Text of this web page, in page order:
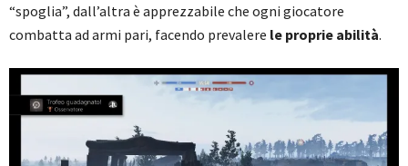
“spoglia”, dall’altra è apprezzabile che ogni giocatore
combatta ad armi pari, facendo prevalere le proprie abilità.